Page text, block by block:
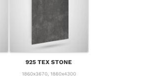
925 TEX STONE
1860x3670, 1860x4300